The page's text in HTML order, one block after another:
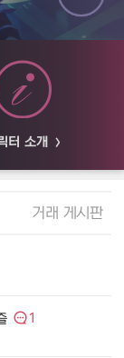
터 소개
거래 게시판
댓글수:
1